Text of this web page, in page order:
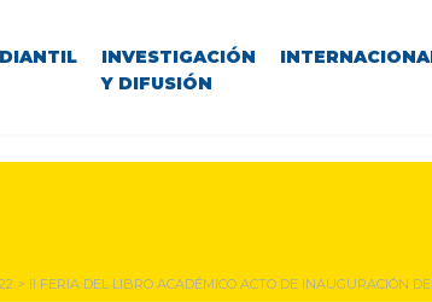
INVESTIGACIÓN
Y DIFUSIÓN
> II FERIA DEL LIBRO ACADÉMICO ACTO DE INAUGURACIÓN